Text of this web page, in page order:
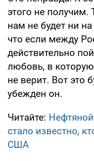
этого не
нам не будет ни
что если между
действительно
любовь, в
не верит. Вот это
убежден он.
Читайте:
стало известно,
США